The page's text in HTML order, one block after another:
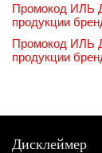
Промокод ИЛЬ
продукции
Промокод ИЛЬ
продукции
Дисклеймер